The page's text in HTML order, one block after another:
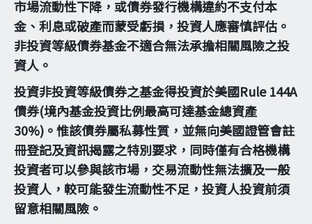
市場流動性下降，或債券發行機構違約不支付本
金、利息或破產而蒙受虧損，投資人應審慎評估。
非投資等級債券基金不適合無法承擔相關風險之投
資人。
投資非投資等級債券之基金得投資於美國Rule 144A
債券(境內基金投資比例最高可達基金總資產
30%)。惟該債券屬私募性質，並無向美國證管會註
冊登記及資訊揭露之特別要求，同時僅有合格機構
投資者可以參與該市場，交易流動性無法擴及一般
投資人，較可能發生流動性不足，投資人投資前須
留意相關風險。